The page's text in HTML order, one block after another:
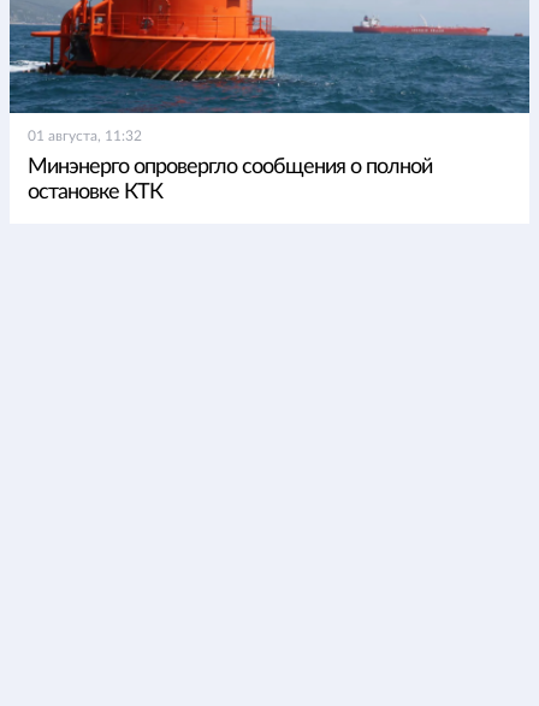
01 августа, 11:32
Минэнерго опровергло сообщения о полной
остановке КТК